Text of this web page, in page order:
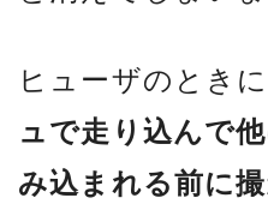
ヒューザのとき
ュで走り込んで
み込まれる前に